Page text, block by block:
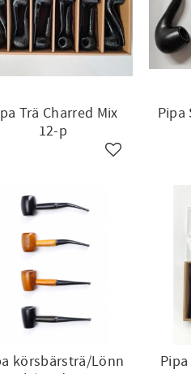
Trä Charred Mix
12-p
Lägg till i
Pipa
körsbärsträ/Lönn